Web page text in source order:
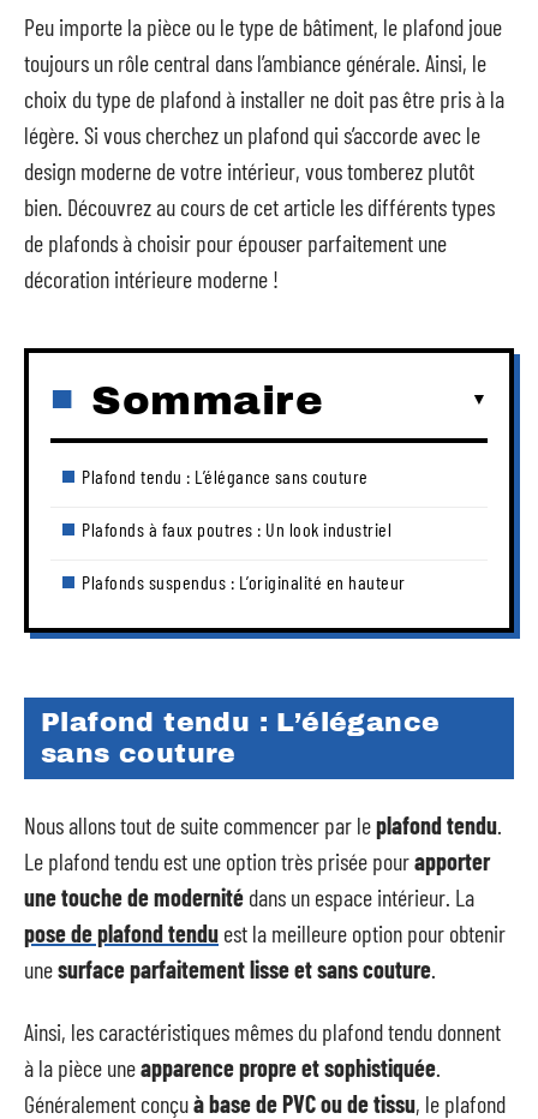
Peu importe la pièce ou le type de bâtiment, le plafond joue
toujours un rôle central dans l’ambiance générale. Ainsi, le
choix du type de plafond à installer ne doit pas être pris à la
légère. Si vous cherchez un plafond qui s’accorde avec le
design moderne de votre intérieur, vous tomberez plutôt
bien. Découvrez au cours de cet article les différents types
de plafonds à choisir pour épouser parfaitement une
décoration intérieure moderne !
Sommaire
Plafond tendu : L’élégance sans couture
Plafonds à faux poutres : Un look industriel
Plafonds suspendus : L’originalité en hauteur
Plafond tendu : L’élégance
sans couture
Nous allons tout de suite commencer par leplafond tendu
Le plafond tendu est une option très prisée pourapporter
une touche de modernité dans un espace intérieur. La
pose de plafond tendu est la meilleure option pour obtenir
unesurface parfaitement lisse et sans couture
Ainsi, les caractéristiques mêmes du plafond tendu donnent
à la pièce uneapparence propre et sophistiquée.
Généralement conçuà base de PVC ou de tissu, le plafond